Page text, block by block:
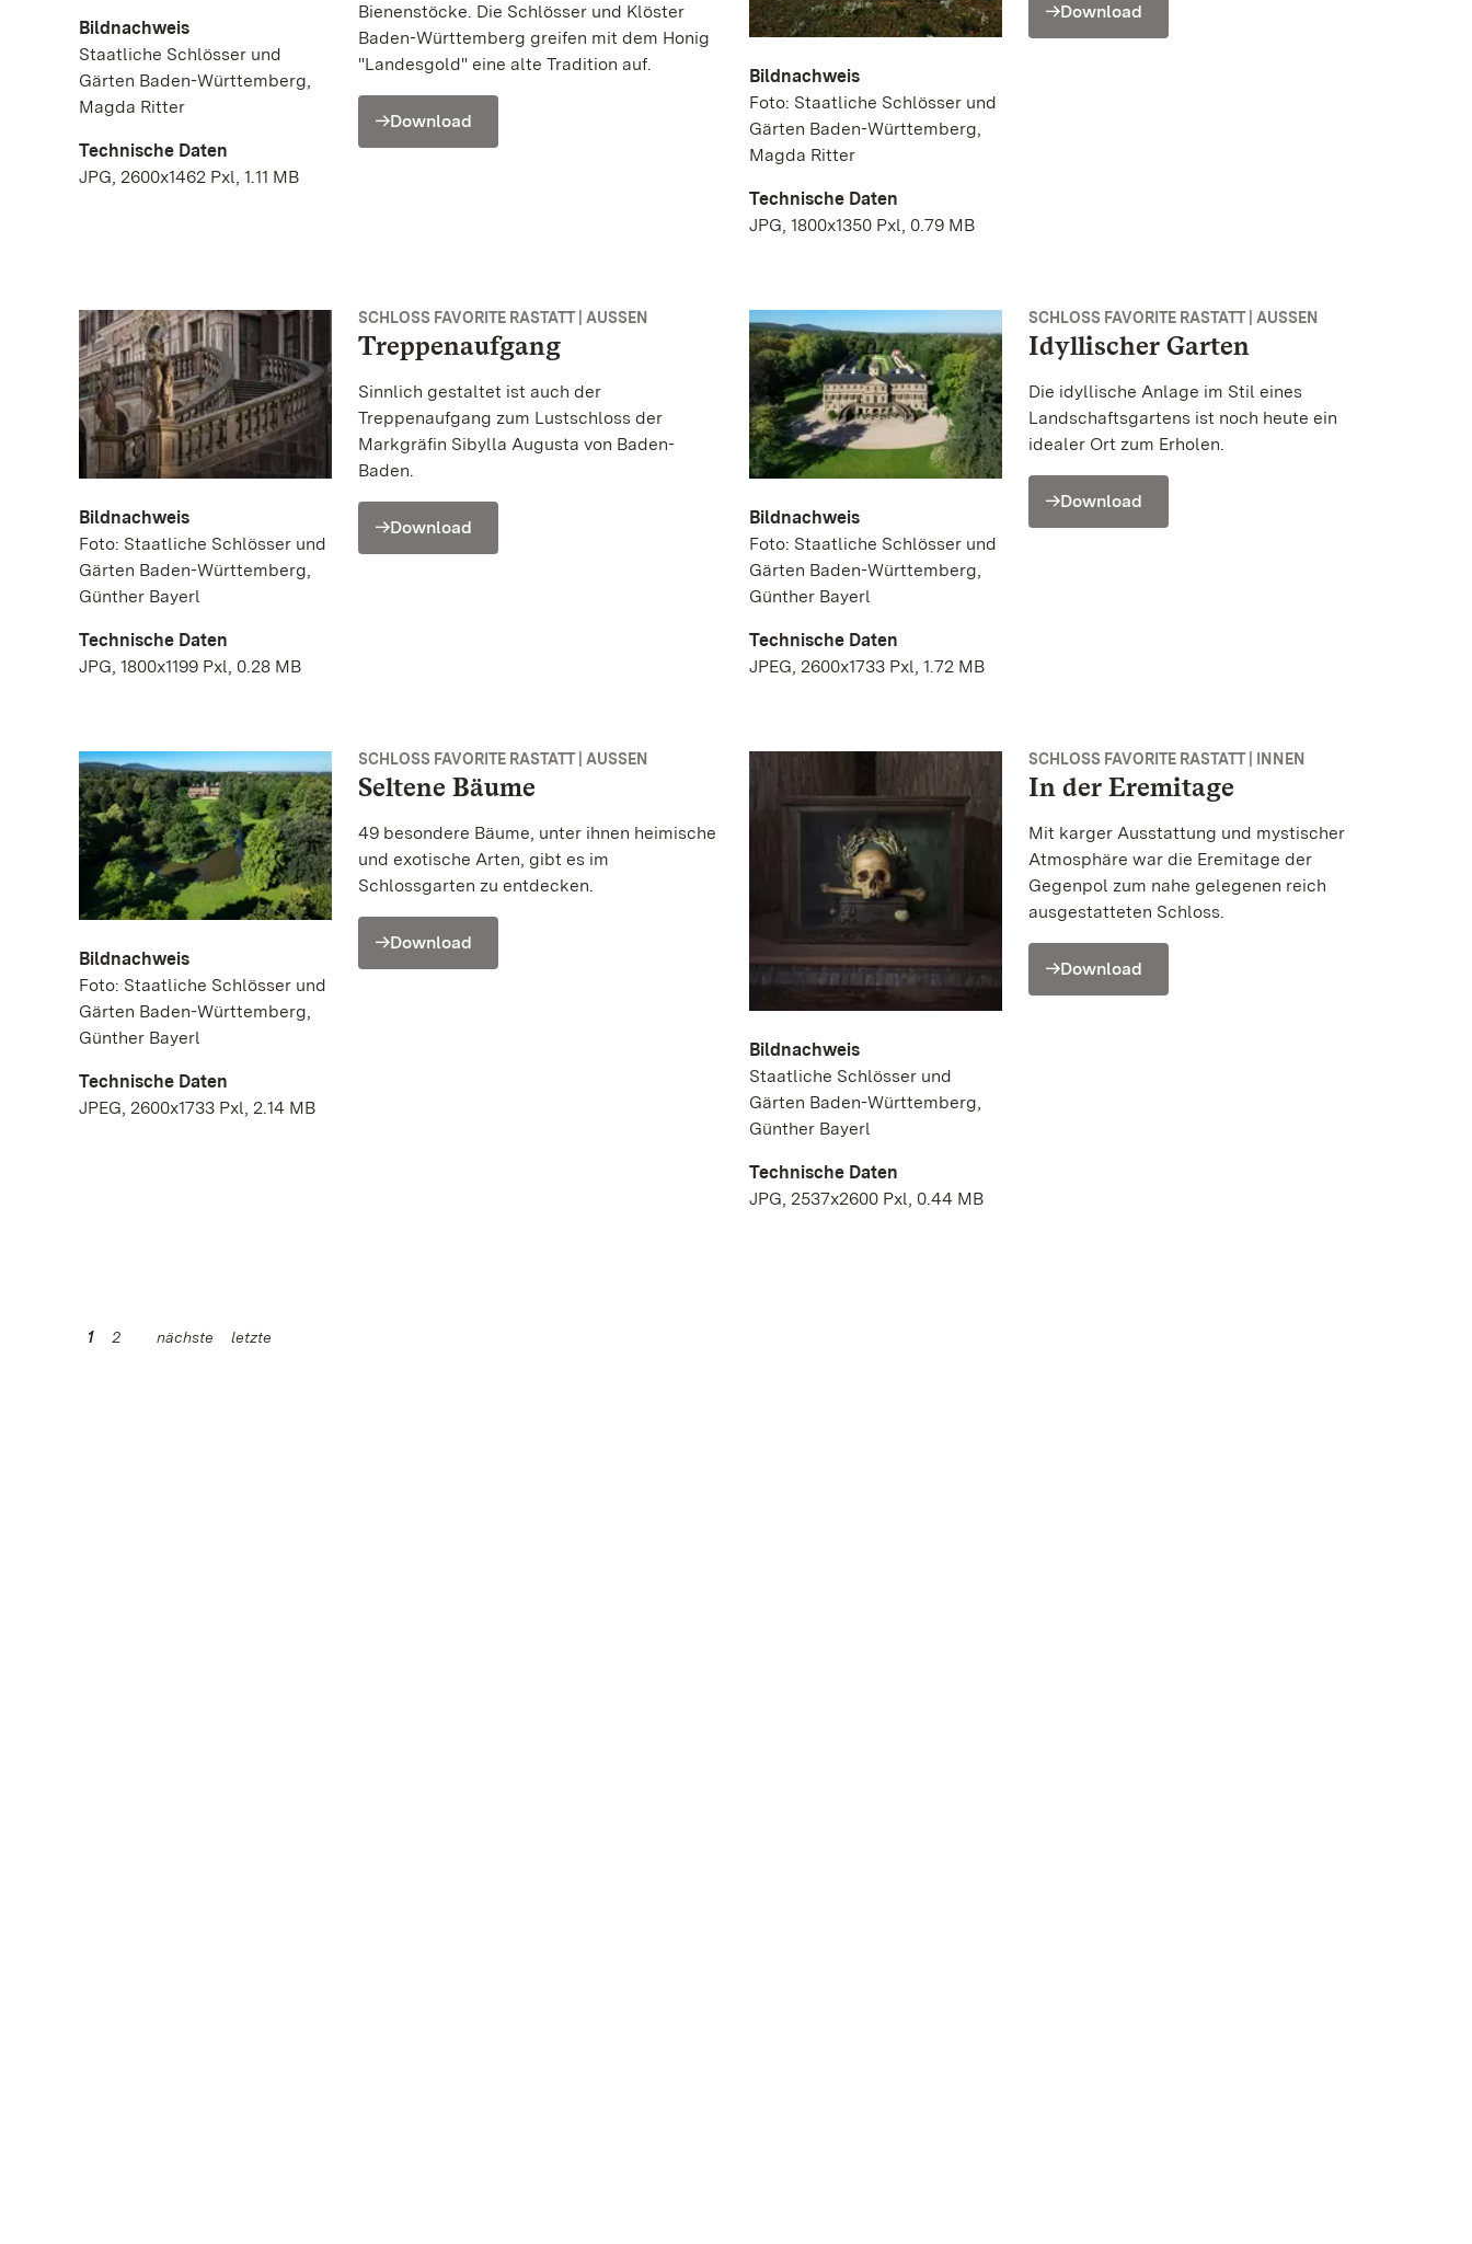
Bildnachweis
Staatliche Schlösser und
Gärten Baden-Württemberg,
Magda Ritter
Technische Daten
JPG, 2600x1462 Pxl, 1.11 MB
Bienenstöcke. Die Schlösser und Klöster
Baden-Württemberg greifen mit dem Honig
"Landesgold" eine alte Tradition auf.
Download
Bildnachweis
Foto: Staatliche Schlösser und
Gärten Baden-Württemberg,
Magda Ritter
Technische Daten
JPG, 1800x1350 Pxl, 0.79 MB
Download
Bildnachweis
Foto: Staatliche Schlösser und
Gärten Baden-Württemberg,
Günther Bayerl
Technische Daten
JPG, 1800x1199 Pxl, 0.28 MB
SCHLOSS FAVORITE RASTATT | AUSSEN
Treppenaufgang
Sinnlich gestaltet ist auch der
Treppenaufgang zum Lustschloss der
Markgräfin Sibylla Augusta von Baden-
Baden.
Download
Bildnachweis
Foto: Staatliche Schlösser und
Gärten Baden-Württemberg,
Günther Bayerl
Technische Daten
JPEG, 2600x1733 Pxl, 1.72 MB
SCHLOSS FAVORITE RASTATT | AUSSEN
Idyllischer Garten
Die idyllische Anlage im Stil eines
Landschaftsgartens ist noch heute ein
idealer Ort zum Erholen.
Download
Bildnachweis
Foto: Staatliche Schlösser und
Gärten Baden-Württemberg,
Günther Bayerl
Technische Daten
JPEG, 2600x1733 Pxl, 2.14 MB
SCHLOSS FAVORITE RASTATT | AUSSEN
Seltene Bäume
49 besondere Bäume, unter ihnen heimische
und exotische Arten, gibt es im
Schlossgarten zu entdecken.
Download
Bildnachweis
Staatliche Schlösser und
Gärten Baden-Württemberg,
Günther Bayerl
Technische Daten
JPG, 2537x2600 Pxl, 0.44 MB
SCHLOSS FAVORITE RASTATT | INNEN
In der Eremitage
Mit karger Ausstattung und mystischer
Atmosphäre war die Eremitage der
Gegenpol zum nahe gelegenen reich
ausgestatteten Schloss.
Download
1 2 nächste letzte